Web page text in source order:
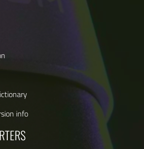
info